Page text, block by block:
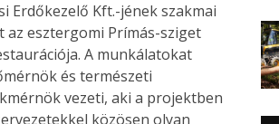
Erdőkezelő Kft.-jének szakmai
az esztergomi Prímás-sziget
A munkálatokat
és természeti
vezeti, aki a projektben
közösen olyan